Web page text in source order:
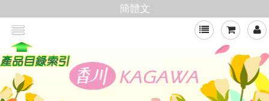
簡體文